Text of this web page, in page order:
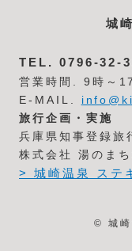
城
TEL. 0796-32-
営業時間. 9時～
E-MAIL.
旅行企画・実施
兵庫県知事登録
株式会社 湯のまち
> 城崎温泉 ステ
© 城崎